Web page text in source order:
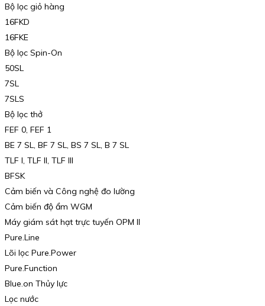
Bộ lọc giỏ hàng
16FKD
16FKE
Bộ lọc Spin-On
50SL
7SL
7SLS
Bộ lọc thở
FEF 0, FEF 1
BE 7 SL, BF 7 SL, BS 7 SL, B 7 SL
TLF I, TLF II, TLF III
BFSK
Cảm biến và Công nghệ đo lường
Cảm biến độ ẩm WGM
Máy giám sát hạt trực tuyến OPM II
Pure.Line
Lõi lọc Pure.Power
Pure.Function
Blue.on Thủy lực
Lọc nước